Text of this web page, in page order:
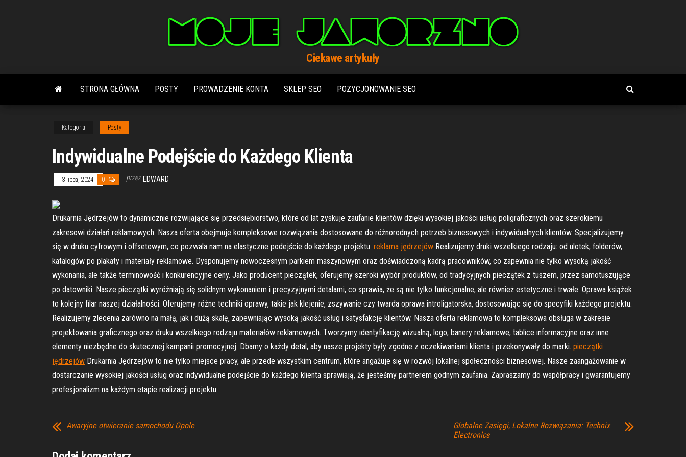
Ciekawe artykuły
STRONA GŁÓWNA POSTY PROWADZENIE KONTA SKLEP SEO POZYCJONOWANIE SEO
Kategoria Posty
Indywidualne Podejście do Każdego Klienta
3 lipca, 2024 0 przez EDWARD
Drukarnia Jędrzejów to dynamicznie rozwijające się przedsiębiorstwo, które od lat zyskuje zaufanie klientów dzięki wysokiej jakości usług poligraficznych oraz szerokiemu
zakresowi działań reklamowych. Nasza oferta obejmuje kompleksowe rozwiązania dostosowane do różnorodnych potrzeb biznesowych i indywidualnych klientów. Specjalizujemy
się w druku cyfrowym i offsetowym, co pozwala nam na elastyczne podejście do każdego projektu. reklama jędrzejów Realizujemy druki wszelkiego rodzaju: od ulotek, folderów,
katalogów po plakaty i materiały reklamowe. Dysponujemy nowoczesnym parkiem maszynowym oraz doświadczoną kadrą pracowników, co zapewnia nie tylko wysoką jakość
wykonania, ale także terminowość i konkurencyjne ceny. Jako producent pieczątek, oferujemy szeroki wybór produktów, od tradycyjnych pieczątek z tuszem, przez samotuszujące
po datowniki. Nasze pieczątki wyróżniają się solidnym wykonaniem i precyzyjnymi detalami, co sprawia, że są nie tylko funkcjonalne, ale również estetyczne i trwałe. Oprawa książek
to kolejny filar naszej działalności. Oferujemy różne techniki oprawy, takie jak klejenie, zszywanie czy twarda oprawa introligatorska, dostosowując się do specyfiki każdego projektu.
Realizujemy zlecenia zarówno na małą, jak i dużą skalę, zapewniając wysoką jakość usług i satysfakcję klientów. Nasza oferta reklamowa to kompleksowa obsługa w zakresie
projektowania graficznego oraz druku wszelkiego rodzaju materiałów reklamowych. Tworzymy identyfikację wizualną, logo, banery reklamowe, tablice informacyjne oraz inne
elementy niezbędne do skutecznej kampanii promocyjnej. Dbamy o każdy detal, aby nasze projekty były zgodne z oczekiwaniami klienta i przekonywały do marki. pieczątki
jędrzejów Drukarnia Jędrzejów to nie tylko miejsce pracy, ale przede wszystkim centrum, które angażuje się w rozwój lokalnej społeczności biznesowej. Nasze zaangażowanie w
dostarczanie wysokiej jakości usług oraz indywidualne podejście do każdego klienta sprawiają, że jesteśmy partnerem godnym zaufania. Zapraszamy do współpracy i gwarantujemy
profesjonalizm na każdym etapie realizacji projektu.
Awaryjne otwieranie samochodu Opole
Globalne Zasięgi, Lokalne Rozwiązania: Technix
Electronics